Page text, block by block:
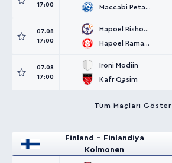
17:00
Maccabi Petah Tikva
07.08
17:00
Hapoel Rishon LeZion
Hapoel Ramat Gan
07.08
17:00
Ironi Modiin
Kafr Qasim
Tüm Maçları Göster
Finland - Finlandiya
Kolmonen